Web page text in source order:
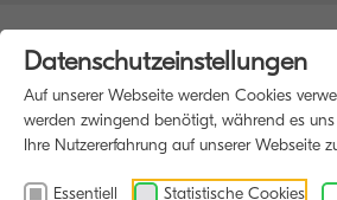
Datenschutzeinstellungen
Auf unserer Webseite werden Cookies
werden zwingend benötigt, während es
Ihre Nutzererfahrung auf unserer Webseite
Essentiell Statistische Cookies